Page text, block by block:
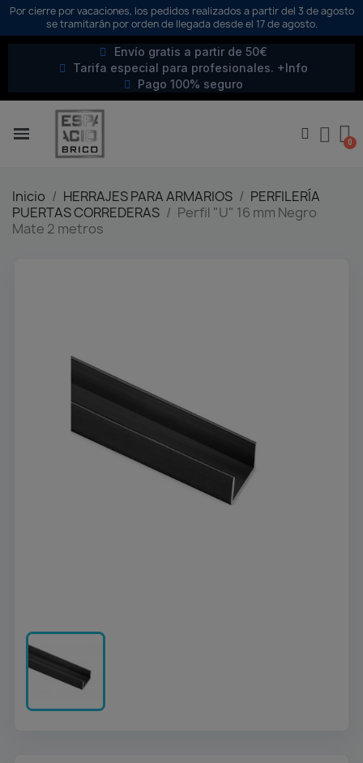
Por cierre por vacaciones, los pedidos realizados a partir del 3 de agosto
se tramitarán por orden de llegada desde el 17 de agosto.
Envío gratis a partir de 50€
Tarifa especial para profesionales. +Info
Pago 100% seguro
Inicio HERRAJES PARA ARMARIOS
PERFILERÍA
PUERTAS CORREDERAS
Perfil "U" 16 mm Negro
Mate 2 metros